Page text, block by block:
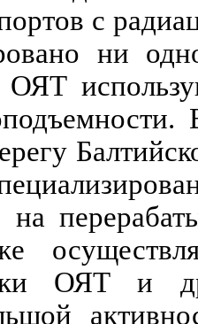
с
ни
ОЯТ
ОЯТ и